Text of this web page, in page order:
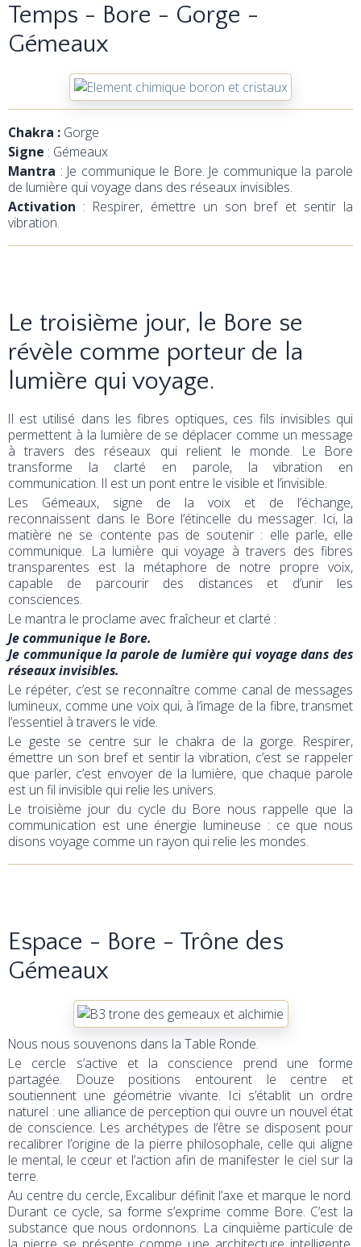
Temps - Bore - Gorge -
Gémeaux
Chakra : Gorge
Signe : Gémeaux
Mantra : Je communique le Bore. Je communique la parole
de lumière qui voyage dans des réseaux invisibles.
Activation : Respirer, émettre un son bref et sentir la
vibration.
Le troisième jour, le Bore se
révèle comme porteur de la
lumière qui voyage.
Il est utilisé dans les fibres optiques, ces fils invisibles qui
permettent à la lumière de se déplacer comme un message
à travers des réseaux qui relient le monde. Le Bore
transforme la clarté en parole, la vibration en
communication. Il est un pont entre le visible et l’invisible.
Les Gémeaux, signe de la voix et de l’échange,
reconnaissent dans le Bore l’étincelle du messager. Ici, la
matière ne se contente pas de soutenir : elle parle, elle
communique. La lumière qui voyage à travers des fibres
transparentes est la métaphore de notre propre voix,
capable de parcourir des distances et d’unir les
consciences.
Le mantra le proclame avec fraîcheur et clarté :
Je communique le Bore.
Je communique la parole de lumière qui voyage dans des
réseaux invisibles.
Le répéter, c’est se reconnaître comme canal de messages
lumineux, comme une voix qui, à l’image de la fibre, transmet
l’essentiel à travers le vide.
Le geste se centre sur le chakra de la gorge. Respirer,
émettre un son bref et sentir la vibration, c’est se rappeler
que parler, c’est envoyer de la lumière, que chaque parole
est un fil invisible qui relie les univers.
Le troisième jour du cycle du Bore nous rappelle que la
communication est une énergie lumineuse : ce que nous
disons voyage comme un rayon qui relie les mondes.
Espace - Bore - Trône des
Gémeaux
Nous nous souvenons dans la Table Ronde.
Le cercle s’active et la conscience prend une forme
partagée. Douze positions entourent le centre et
soutiennent une géométrie vivante. Ici s’établit un ordre
naturel : une alliance de perception qui ouvre un nouvel état
de conscience. Les archétypes de l’être se disposent pour
recalibrer l’origine de la pierre philosophale, celle qui aligne
le mental, le cœur et l’action afin de manifester le ciel sur la
terre.
Au centre du cercle, Excalibur définit l’axe et marque le nord.
Durant ce cycle, sa forme s’exprime comme Bore. C’est la
substance que nous ordonnons. La cinquième particule de